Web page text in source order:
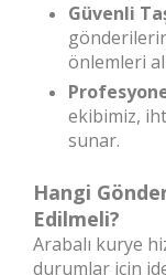
Güvenli
önlemleri
ekibimiz,
sunar.
Hangi
Edilmeli?
Arabalı kurye
durumlar için